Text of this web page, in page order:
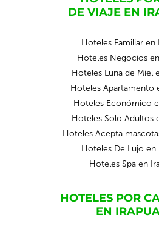
DE VIAJE EN
Hoteles Familiar en
Hoteles Negocios
Hoteles Luna de Miel
Hoteles Apartamento
Hoteles Económico
Hoteles Solo Adultos
Hoteles Acepta
Hoteles De Lujo en
Hoteles Spa en
HOTELES POR
EN